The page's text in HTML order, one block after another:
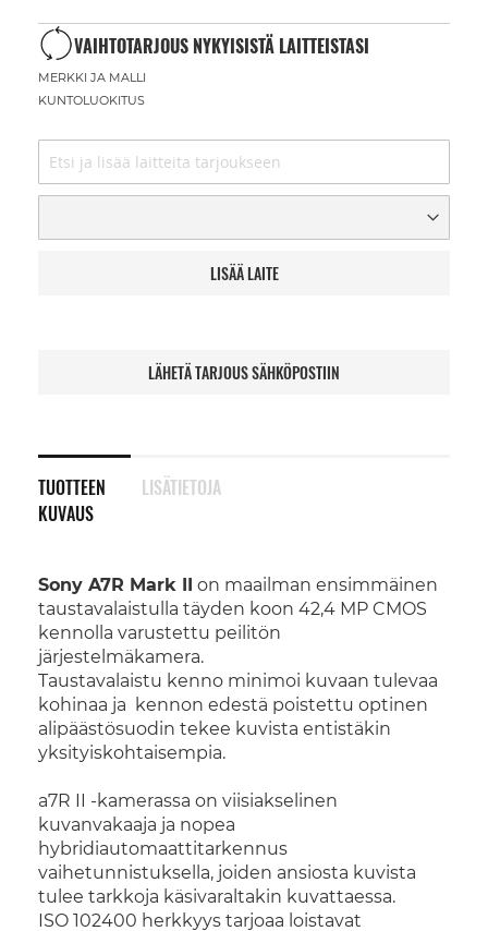
VAIHTOTARJOUS NYKYISISTÄ LAITTEISTASI
MERKKI JA MALLI
KUNTOLUOKITUS
LISÄÄ LAITE
LÄHETÄ TARJOUS SÄHKÖPOSTIIN
TUOTTEEN
KUVAUS
Sony A7R Mark II on maailman ensimmäinen
taustavalaistulla täyden koon 42,4 MP CMOS
kennolla varustettu peilitön
järjestelmäkamera.
Taustavalaistu kenno minimoi kuvaan tulevaa
kohinaa ja kennon edestä poistettu optinen
alipäästösuodin tekee kuvista entistäkin
yksityiskohtaisempia.
a7R II -kamerassa on viisiakselinen
kuvanvakaaja ja nopea
hybridiautomaattitarkennus
vaihetunnistuksella, joiden ansiosta kuvista
tulee tarkkoja käsivaraltakin kuvattaessa.
ISO 102400 herkkyys tarjoaa loistavat
LISÄTIETOJA